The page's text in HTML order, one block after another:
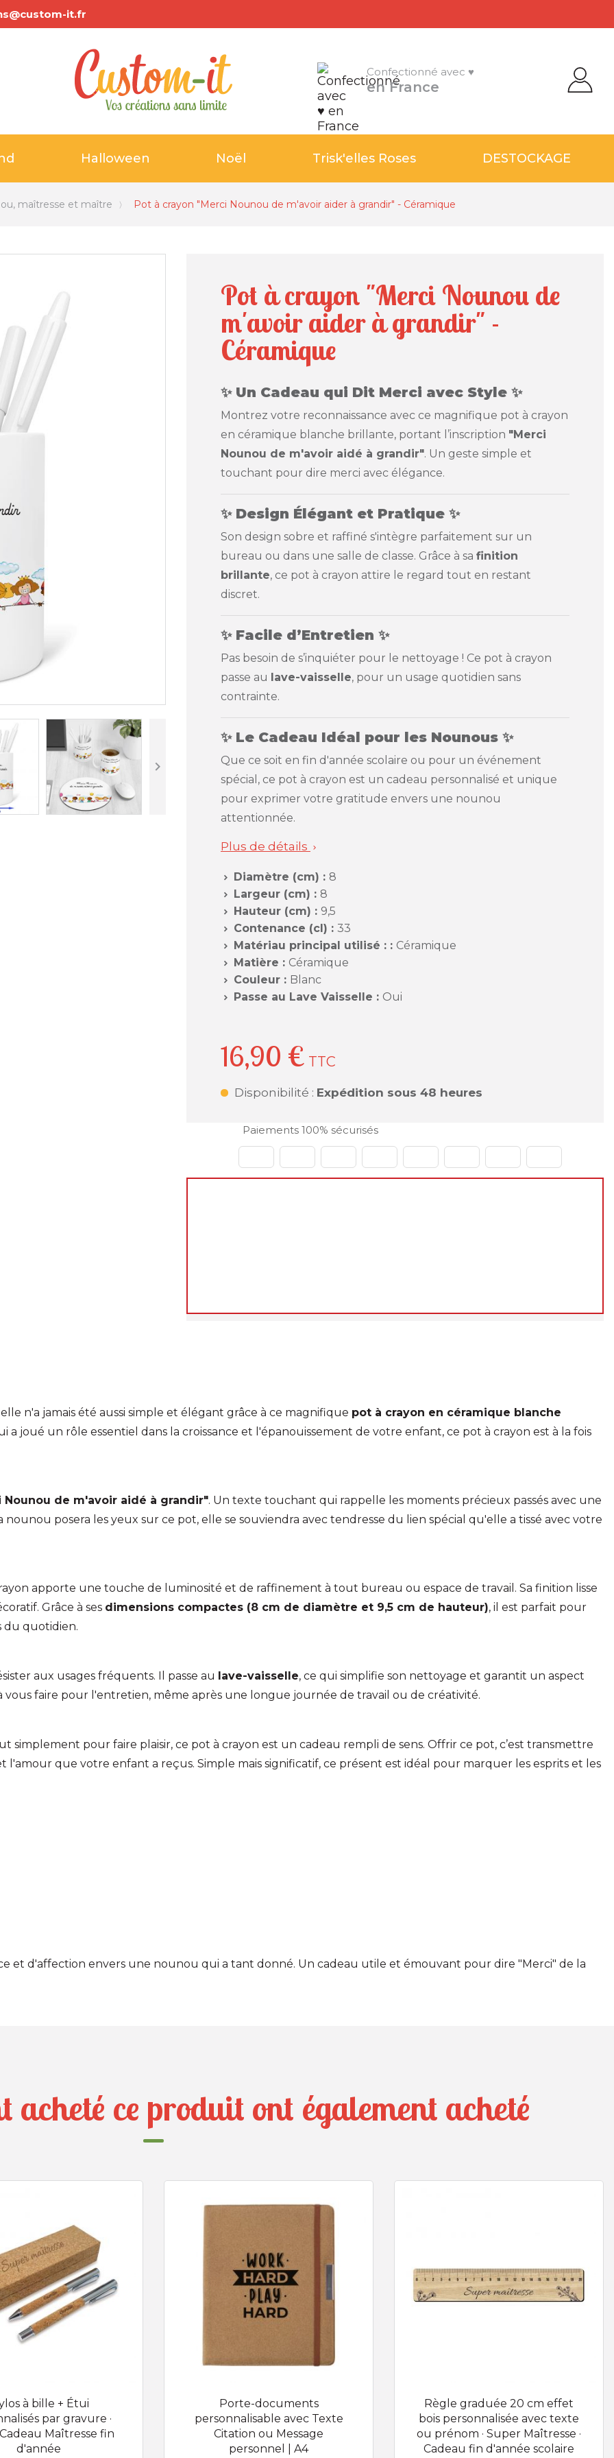
it.fr
Confectionné avec ♥
en France
Halloween Noël Trisk'elles Roses DESTOCKAGE
maîtresse et maître Pot à crayon "Merci Nounou de m'avoir aider à grandir" - Céramique

Pot à crayon "Merci Nounou de
m'avoir aider à grandir" -
Céramique
✨ Un Cadeau qui Dit Merci avec Style ✨
Montrez votre reconnaissance avec ce magnifique pot à crayon
en céramique blanche brillante, portant l’inscription "Merci
Nounou de m'avoir aidé à grandir". Un geste simple et
touchant pour dire merci avec élégance.
✨ Design Élégant et Pratique ✨
Son design sobre et raffiné s'intègre parfaitement sur un
bureau ou dans une salle de classe. Grâce à sa finition
brillante, ce pot à crayon attire le regard tout en restant
discret.
✨​​​​​​​ Facile d’Entretien ✨
Pas besoin de s’inquiéter pour le nettoyage ! Ce pot à crayon
passe au lave-vaisselle, pour un usage quotidien sans
contrainte.
✨​​​​​​​ Le Cadeau Idéal pour les Nounous ✨
Que ce soit en fin d'année scolaire ou pour un événement
spécial, ce pot à crayon est un cadeau personnalisé et unique
pour exprimer votre gratitude envers une nounou
attentionnée.
Plus de détails 
 Diamètre (cm) : 8
 Largeur (cm) : 8
 Hauteur (cm) : 9,5
 Contenance (cl) : 33
 Matériau principal utilisé : : Céramique
 Matière : Céramique
 Couleur : Blanc
 Passe au Lave Vaisselle : Oui
16,90 € TTC
Disponibilité : Expédition sous 48 heures
Paiements 100% sécurisés
n'a jamais été aussi simple et élégant grâce à ce magnifique pot à crayon en céramique blanche
joué un rôle essentiel dans la croissance et l'épanouissement de votre enfant, ce pot à crayon est à la fois
Nounou de m'avoir aidé à grandir". Un texte touchant qui rappelle les moments précieux passés avec une
posera les yeux sur ce pot, elle se souviendra avec tendresse du lien spécial qu'elle a tissé avec votre
apporte une touche de luminosité et de raffinement à tout bureau ou espace de travail. Sa finition lisse
Grâce à ses dimensions compactes (8 cm de diamètre et 9,5 cm de hauteur), il est parfait pour
du quotidien.
aux usages fréquents. Il passe au lave-vaisselle, ce qui simplifie son nettoyage et garantit un aspect
faire pour l'entretien, même après une longue journée de travail ou de créativité.
simplement pour faire plaisir, ce pot à crayon est un cadeau rempli de sens. Offrir ce pot, c’est transmettre
que votre enfant a reçus. Simple mais significatif, ce présent est idéal pour marquer les esprits et les
et d'affection envers une nounou qui a tant donné. Un cadeau utile et émouvant pour dire "Merci" de la
acheté ce produit ont également acheté
à bille + Étui
par gravure ·
Cadeau Maîtresse fin
d'année
Porte-documents
personnalisable avec Texte
Citation ou Message
personnel | A4
Règle graduée 20 cm effet
bois personnalisée avec texte
ou prénom · Super Maîtresse ·
Cadeau fin d'année scolaire